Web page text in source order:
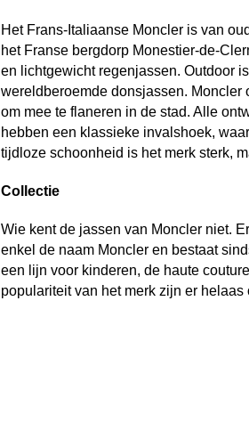
Het Frans-Italiaanse Moncler is van
het Franse bergdorp Monestier-de-
en lichtgewicht regenjassen. Outdoor
wereldberoemde donsjassen.
om mee te flaneren in de stad. Alle
hebben een klassieke invalshoek,
tijdloze schoonheid is het merk sterk,
Collectie
Wie kent de jassen van Moncler niet.
enkel de naam Moncler en bestaat
een lijn voor kinderen, de haute
populariteit van het merk zijn er